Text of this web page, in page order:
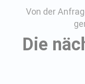
Von der
Die